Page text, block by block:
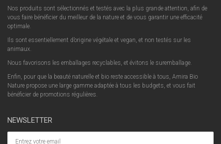
Nos produits sont sélectionnés et testés avec la plus grande attention, afin de
vous faire bénéficier du meilleur de la nature et de vous garantir une efficacité
optimale.
Ils sont essentiellement d’origine végétale et vegan, et non testés sur les
animaux.
Nous favorisons les emballages recyclables, et évitons le suremballage.
Enfin, pour que la beauté naturelle et bio reste accessible à tous, Amira Bio
Nature propose une large gamme adaptée à tous les budgets, et vous fait
bénéficier de promotions régulières.
NEWSLETTER